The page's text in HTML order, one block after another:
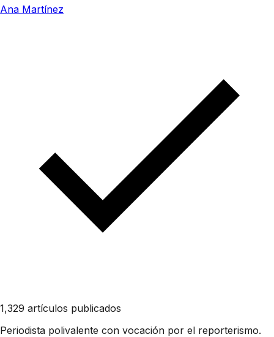
Ana Martínez
1,329 artículos publicados
Periodista polivalente con vocación por el reporterismo.